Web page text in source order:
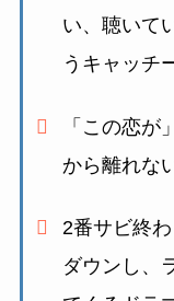
い、 聴いて
うキャッチ
「この恋が
から離れな
2番サビ終
ダウンし、